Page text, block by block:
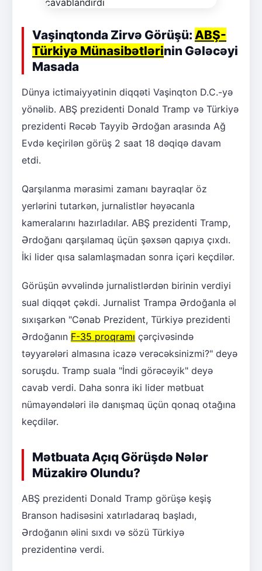
Vaşinqtonda Zirvə Görüşü: ABŞ-
Türkiyə Münasibətlərinin Gələcəyi
Masada
Dünya ictimaiyyətinin diqqəti Vaşinqton D.C.-yə
yönəlib. ABŞ prezidenti Donald Tramp və Türkiyə
prezidenti Rəcəb Tayyib Ərdoğan arasında Ağ
Evdə keçirilən görüş 2 saat 18 dəqiqə davam
etdi.
Qarşılanma mərasimi zamanı bayraqlar öz
yerlərini tutarkən, jurnalistlər həyəcanla
kameralarını hazırladılar. ABŞ prezidenti Tramp,
Ərdoğanı qarşılamaq üçün şəxsən qapıya çıxdı.
İki lider qısa salamlaşmadan sonra içəri keçdilər.
Görüşün əvvəlində jurnalistlərdən birinin verdiyi
sual diqqət çəkdi. Jurnalist Trampa Ərdoğanla əl
sıxışarkən "Cənab Prezident, Türkiyə prezidenti
Ərdoğanın F-35 proqramı çərçivəsində
təyyarələri almasına icazə verəcəksinizmi?" deyə
soruşdu. Tramp suala "İndi görəcəyik" deyə
cavab verdi. Daha sonra iki lider mətbuat
nümayəndələri ilə danışmaq üçün qonaq otağına
keçdilər.
Mətbuata Açıq Görüşdə Nələr
Müzakirə Olundu?
ABŞ prezidenti Donald Tramp görüşə keşiş
Branson hadisəsini xatırladaraq başladı,
Ərdoğanın əlini sıxdı və sözü Türkiyə
prezidentinə verdi.